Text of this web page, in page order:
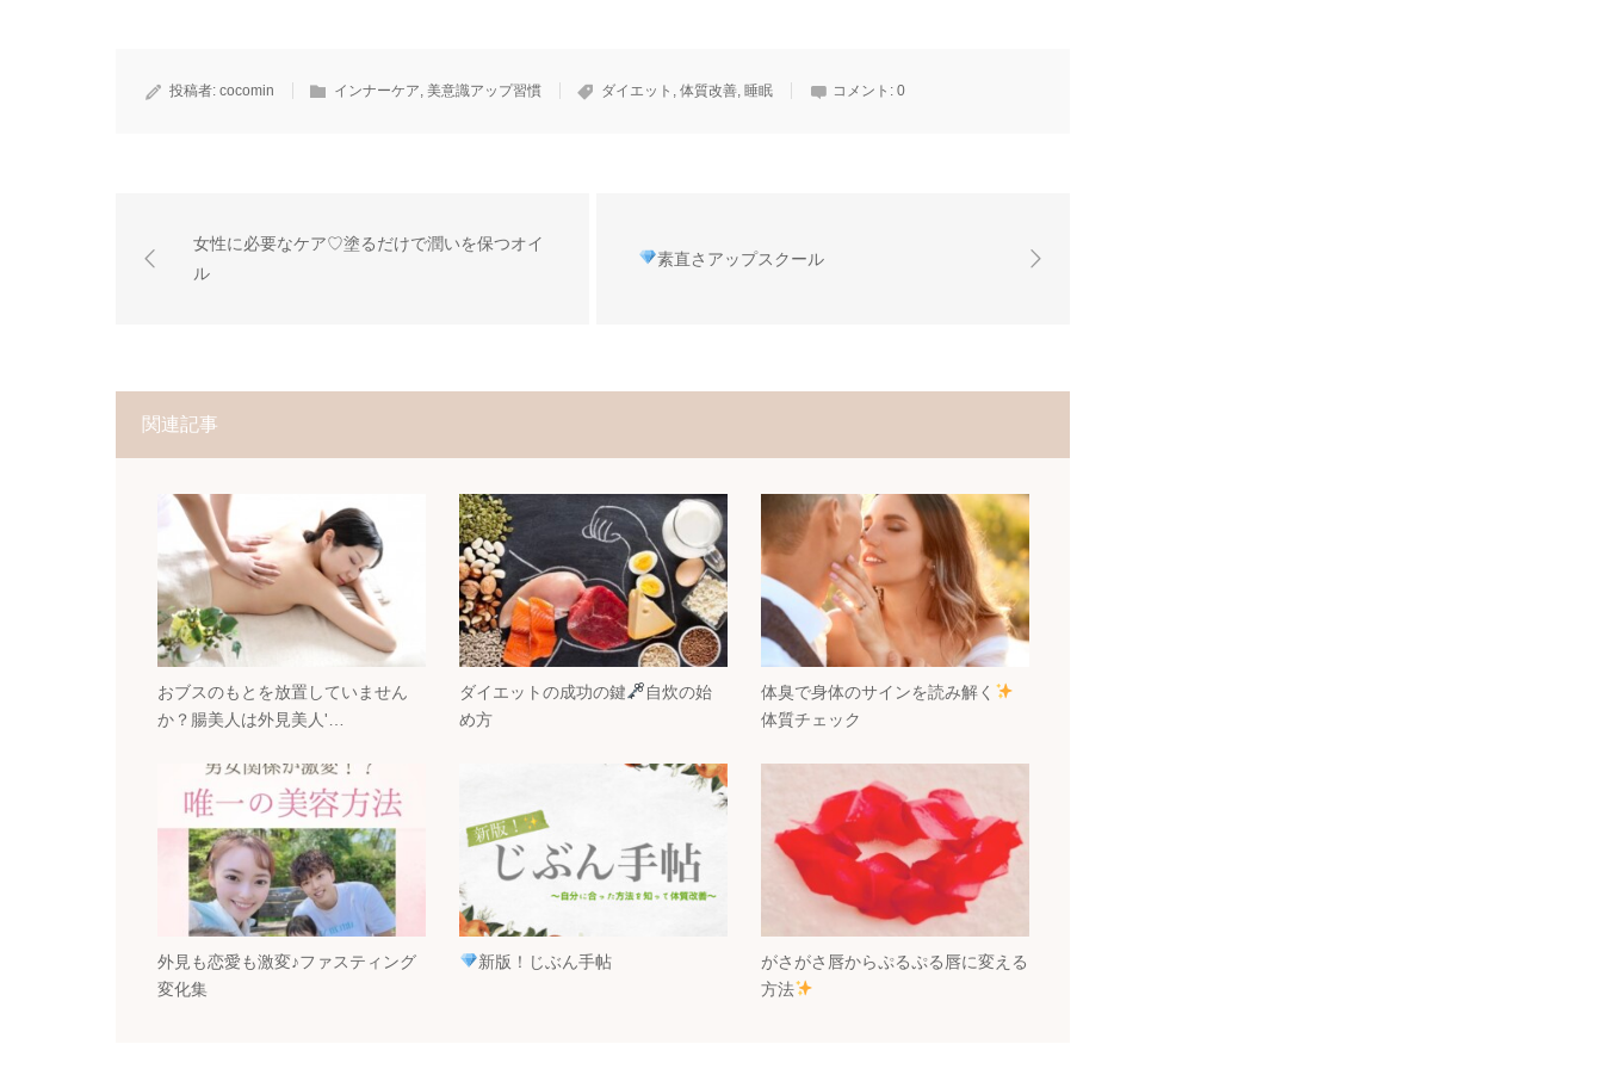
投稿者: cocomin インナーケア 美意識アップ習慣 ダイエット 体質改善 睡眠 コメント: 0
女性に必要なケア♡塗るだけで潤いを保つオイ
ル
素直さアップスクール
関連記事
おブスのもとを放置していません
か？腸美人は外見美人'…
ダイエットの成功の鍵
自炊の始
め方
体臭で身体のサインを読み解く
体質チェック
外見も恋愛も激変♪ファスティング
変化集
新版！じぶん手帖
がさがさ唇からぷるぷる唇に変える
方法